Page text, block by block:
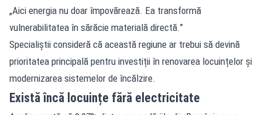
„Aici energia nu doar împovărează. Ea transformă
vulnerabilitatea în sărăcie materială directă.”
Specialiștii consideră că această regiune ar trebui să devină
prioritatea principală pentru investiții în renovarea locuințelor și
modernizarea sistemelor de încălzire.
Există încă locuințe fără electricitate